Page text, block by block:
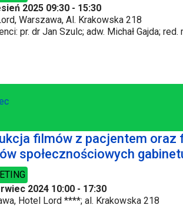
2025 09:30 - 15:30
Warszawa, Al. Krakowska 218
pr. dr Jan Szulc; adw. Michał Gajda;
filmów z pacjentem
społecznościowych
2024 10:00 - 17:30
Hotel Lord ****; al. Krakowska 218